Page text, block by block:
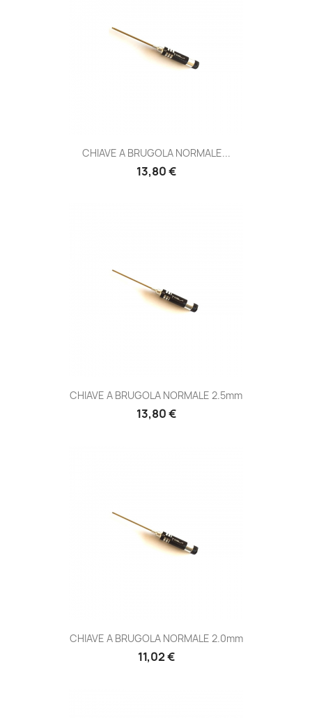
CHIAVE A BRUGOLA NORMALE...
Prezzo
13,80 €
CHIAVE A BRUGOLA NORMALE 2.5mm
Prezzo
13,80 €
CHIAVE A BRUGOLA NORMALE 2.0mm
Prezzo
11,02 €